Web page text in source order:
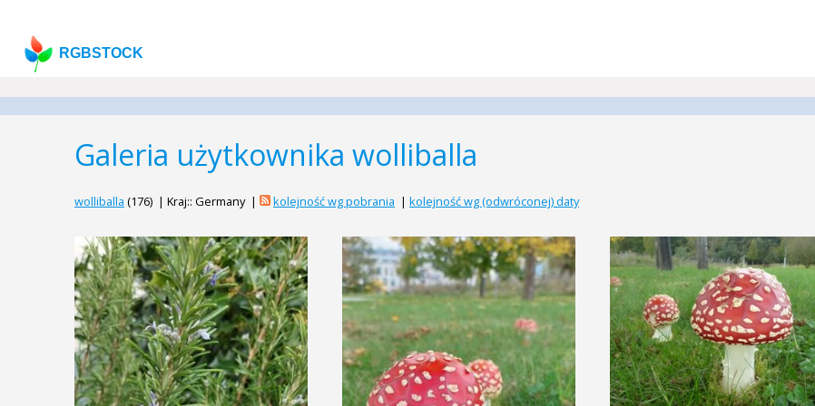
RGBSTOCK
Galeria użytkownika wolliballa
wolliballa (176) | Kraj:: Germany | kolejność wg pobrania | kolejność wg (odwróconej) daty